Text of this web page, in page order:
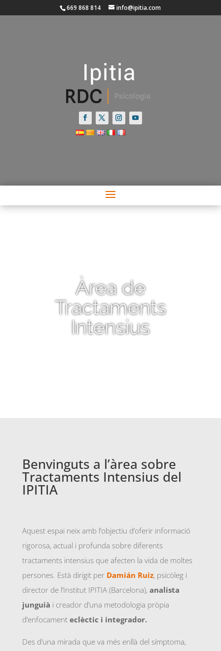
669 868 814 info@ipitia.com
Àrea de
Tractaments
Intensius
Benvinguts a l’àrea sobre
Tractaments Intensius del
IPITIA
Aquest espai neix amb l’objectiu d’oferir informació
rigorosa, actual i profunda sobre diferents
tractaments intensius que afecten la vida de moltes
persones. Està dirigit per Damián Ruiz, psicòleg i
director de l’Institut IPITIA (Barcelona), analista
junguià i creador d’una metodologia pròpia
d’enfocament eclèctic i integrador.
Des d’una mirada que va més enllà del símptoma,